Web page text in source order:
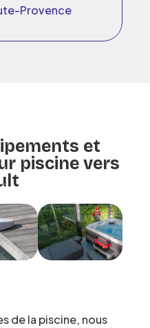
Provence
et
piscine vers
de la piscine, nous